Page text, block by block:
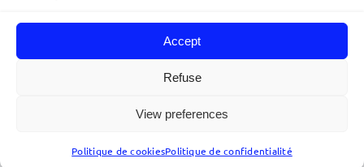
Accept
Refuse
View preferences
Politique de cookiesPolitique de confidentialité